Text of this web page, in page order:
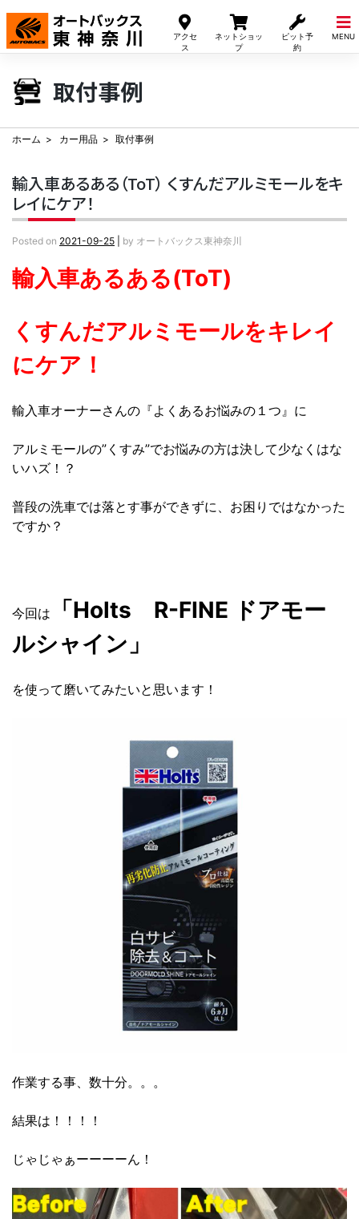
アクセ
ス
ネットショッ
プ
ピット予
約
MENU
Skip
content
取付事例
ホーム カー用品 取付事例
輸入車あるある（ToT） くすんだアルミモールをキ
レイにケア！
Posted on 2021-09-25 by オートバックス東神奈川
輸入車あるある(ToT)
くすんだアルミモールをキレイ
にケア！
輸入車オーナーさんの『よくあるお悩みの１つ』に
アルミモールの”くすみ”でお悩みの方は決して少なくはな
いハズ！？
普段の洗車では落とす事ができずに、お困りではなかった
ですか？
今回は
「Holts R-FINE ドアモー
ルシャイン」
を使って磨いてみたいと思います！
作業する事、数十分。。。
結果は！！！！
じゃじゃぁーーーーん！